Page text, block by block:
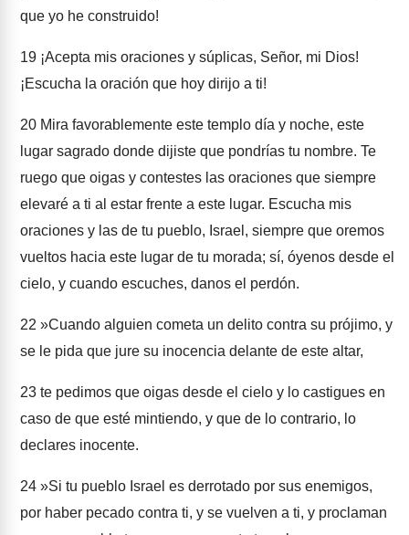
que yo he construido!
19 ¡Acepta mis oraciones y súplicas, Señor, mi Dios!
¡Escucha la oración que hoy dirijo a ti!
20 Mira favorablemente este templo día y noche, este
lugar sagrado donde dijiste que pondrías tu nombre. Te
ruego que oigas y contestes las oraciones que siempre
elevaré a ti al estar frente a este lugar. Escucha mis
oraciones y las de tu pueblo, Israel, siempre que oremos
vueltos hacia este lugar de tu morada; sí, óyenos desde el
cielo, y cuando escuches, danos el perdón.
22 »Cuando alguien cometa un delito contra su prójimo, y
se le pida que jure su inocencia delante de este altar,
23 te pedimos que oigas desde el cielo y lo castigues en
caso de que esté mintiendo, y que de lo contrario, lo
declares inocente.
24 »Si tu pueblo Israel es derrotado por sus enemigos,
por haber pecado contra ti, y se vuelven a ti, y proclaman